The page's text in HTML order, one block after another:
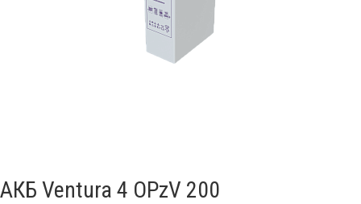
АКБ Ventura 4 OPzV 200